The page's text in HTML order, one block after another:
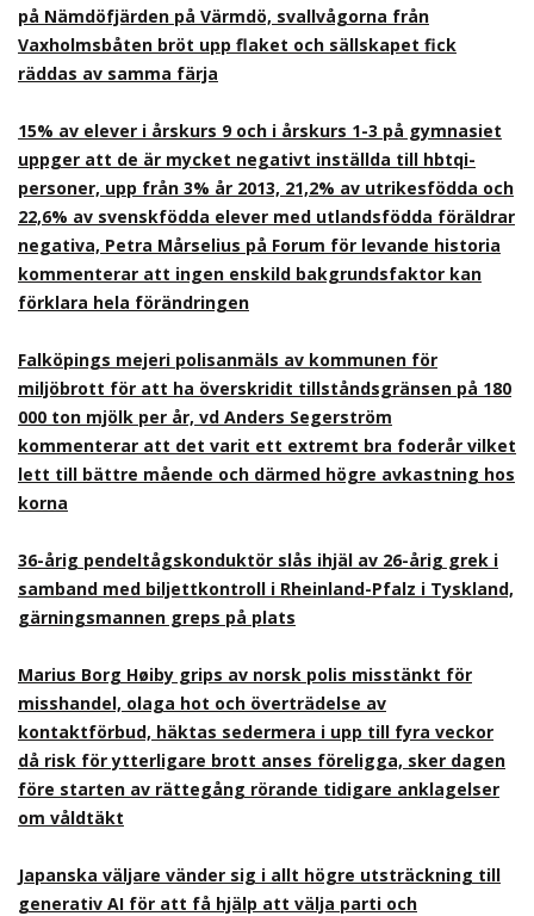
på Nämdöfjärden på Värmdö, svallvågorna från
Vaxholmsbåten bröt upp flaket och sällskapet fick
räddas av samma färja
15% av elever i årskurs 9 och i årskurs 1-3 på gymnasiet
uppger att de är mycket negativt inställda till hbtqi-
personer, upp från 3% år 2013, 21,2% av utrikesfödda och
22,6% av svenskfödda elever med utlandsfödda föräldrar
negativa, Petra Mårselius på Forum för levande historia
kommenterar att ingen enskild bakgrundsfaktor kan
förklara hela förändringen
Falköpings mejeri polisanmäls av kommunen för
miljöbrott för att ha överskridit tillståndsgränsen på 180
000 ton mjölk per år, vd Anders Segerström
kommenterar att det varit ett extremt bra foderår vilket
lett till bättre mående och därmed högre avkastning hos
korna
36-årig pendeltågskonduktör slås ihjäl av 26-årig grek i
samband med biljettkontroll i Rheinland-Pfalz i Tyskland,
gärningsmannen greps på plats
Marius Borg Høiby grips av norsk polis misstänkt för
misshandel, olaga hot och överträdelse av
kontaktförbud, häktas sedermera i upp till fyra veckor
då risk för ytterligare brott anses föreligga, sker dagen
före starten av rättegång rörande tidigare anklagelser
om våldtäkt
Japanska väljare vänder sig i allt högre utsträckning till
generativ AI för att få hjälp att välja parti och